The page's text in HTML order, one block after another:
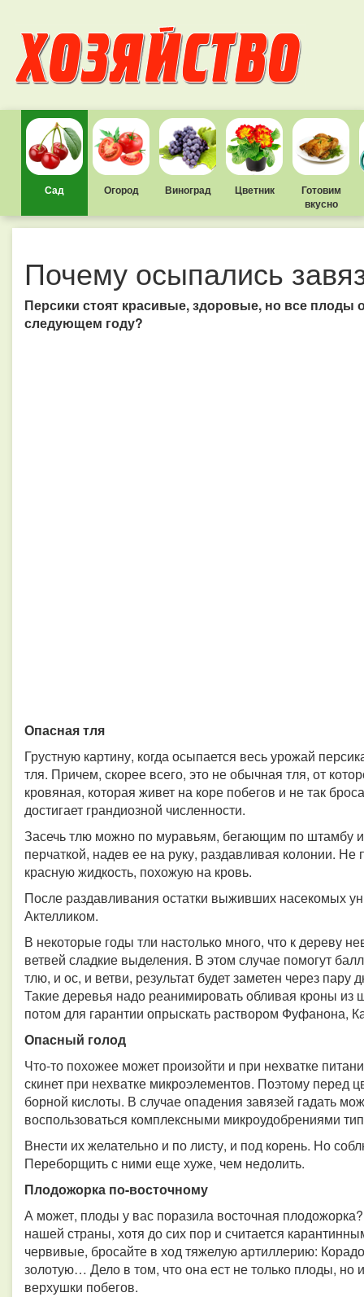
Сад Огород Виноград Цветник
Готовим
вкусно
Почему осыпались
Персики стоят красивые, здоровые, но все плоды
следующем году?
Опасная тля
Грустную картину, когда осыпается весь урожай
тля. Причем, скорее всего, это не обычная тля, от
кровяная, которая живет на коре побегов и не так
достигает грандиозной численности.
Засечь тлю можно по муравьям, бегающим по штамбу
перчаткой, надев ее на руку, раздавливая колонии.
красную жидкость, похожую на кровь.
После раздавливания остатки выживших насекомых
Актелликом.
В некоторые годы тли настолько много, что к дереву
ветвей сладкие выделения. В этом случае помогут
тлю, и ос, и ветви, результат будет заметен через пару
Такие деревья надо реанимировать обливая кроны
потом для гарантии опрыскать раствором Фуфанона,
Опасный голод
Что-то похожее может произойти и при нехватке
скинет при нехватке микроэлементов. Поэтому перед
борной кислоты. В случае опадения завязей гадать
воспользоваться комплексными микроудобрениями
Внести их желательно и по листу, и под корень. Но
Переборщить с ними еще хуже, чем недолить.
Плодожорка по-восточному
А может, плоды у вас поразила восточная
нашей страны, хотя до сих пор и считается
червивые, бросайте в ход тяжелую артиллерию:
золотую… Дело в том, что она ест не только плоды, но
верхушки побегов.